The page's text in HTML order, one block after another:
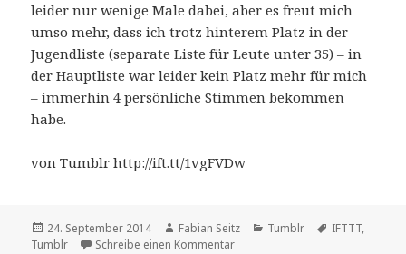
leider nur wenige Male dabei, aber es freut mich
umso mehr, dass ich trotz hinterem Platz in der
Jugendliste (separate Liste für Leute unter 35) – in
der Hauptliste war leider kein Platz mehr für mich
– immerhin 4 persönliche Stimmen bekommen
habe.
von Tumblr http://ift.tt/1vgFVDw
Veröffentlicht
am
24. September 2014 Autor
Fabian Seitz Kategorien
Tumblr Schlagwörter
IFTTT,
Tumblr
Schreibe einen Kommentarzu Die schwedischen Wahlen in